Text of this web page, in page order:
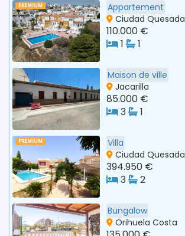
PREMIUM
Appartement
Ciudad Quesada
110.000 €
1
1
Maison de ville
Jacarilla
85.000 €
3
1
PREMIUM
Villa
Ciudad Quesada
394.950 €
3
2
Bungalow
Orihuela Costa